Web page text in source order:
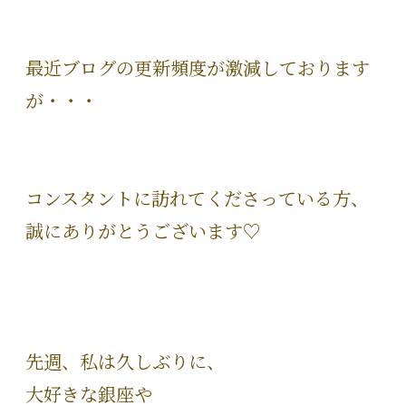
最近ブログの更新頻度が激減しております
が・・・
コンスタントに訪れてくださっている方、
誠にありがとうございます♡
先週、私は久しぶりに、
大好きな銀座や